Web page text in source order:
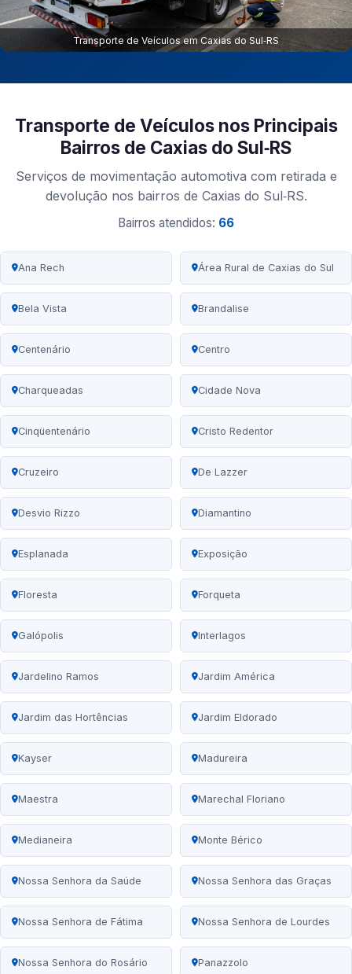
Transporte de Veículos em Caxias do Sul‑RS
Transporte de Veículos nos Principais
Bairros de Caxias do Sul‑RS
Serviços de movimentação automotiva com retirada e
devolução nos bairros de Caxias do Sul‑RS.
Bairros atendidos: 66
Ana Rech Área Rural de Caxias do Sul
Bela Vista Brandalise
Centenário Centro
Charqueadas Cidade Nova
Cinqüentenário Cristo Redentor
Cruzeiro De Lazzer
Desvio Rizzo Diamantino
Esplanada Exposição
Floresta Forqueta
Galópolis Interlagos
Jardelino Ramos Jardim América
Jardim das Hortências Jardim Eldorado
Kayser Madureira
Maestra Marechal Floriano
Medianeira Monte Bérico
Nossa Senhora da Saúde Nossa Senhora das Graças
Nossa Senhora de Fátima Nossa Senhora de Lourdes
Nossa Senhora do Rosário Panazzolo